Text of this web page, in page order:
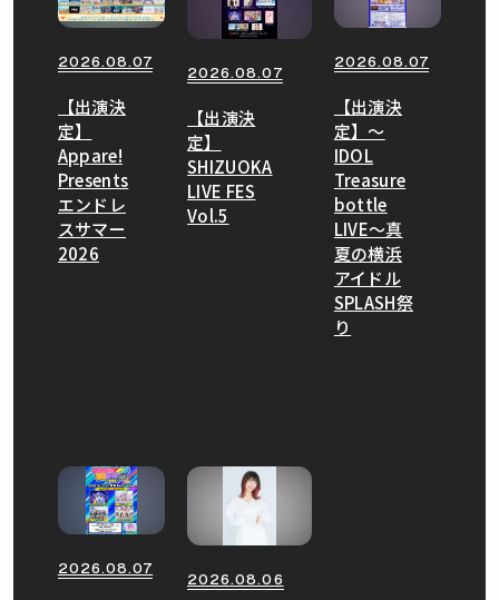
2026.08.07
【出演決
定】
Appare!
Presents
エンドレ
スサマー
2026
2026.08.07
【出演決
定】
SHIZUOKA
LIVE FES
Vol.5
2026.08.07
【出演決
定】〜
IDOL
Treasure
bottle
LIVE〜真
夏の横浜
アイドル
SPLASH祭
り
2026.08.07
2026.08.06